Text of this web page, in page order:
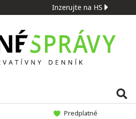
Inzerujte na HS
Predplatné